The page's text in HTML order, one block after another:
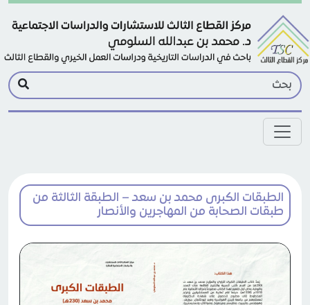
Skip to main content
الطبقات الكبرى محمد بن سعد – الطبقة الثالثة من
طبقات الصحابة من المهاجرين والأنصار